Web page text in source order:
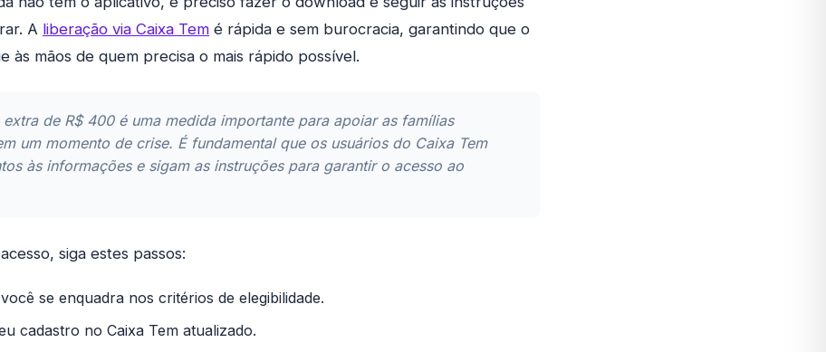
A liberação via Caixa Tem é rápida e sem burocracia, garantindo que o
às mãos de quem precisa o mais rápido possível.
de R$ 400 é uma medida importante para apoiar as famílias
um momento de crise. É fundamental que os usuários do Caixa Tem
às informações e sigam as instruções para garantir o acesso ao
siga estes passos:
se enquadra nos critérios de elegibilidade.
cadastro no Caixa Tem atualizado.